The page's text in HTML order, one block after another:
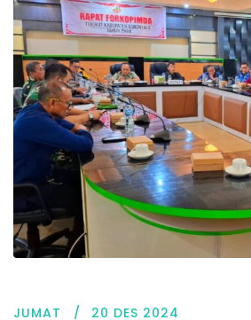
JUMAT 20 DES 2024